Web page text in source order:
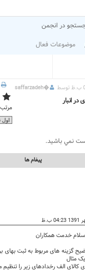
در انجمن
موضوعات فعال
�
saffarzadeh
در انبار
نمي باشيد.
پيغام ها
سلام خدمت همکاران
گزینه های مربوط به ثبت بهای
مثال
کالای الف رخدادهای زیر را تنظیم